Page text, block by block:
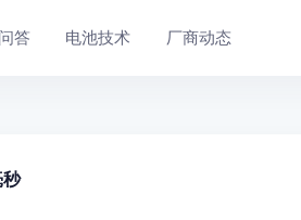
答 电池技术 厂商动态